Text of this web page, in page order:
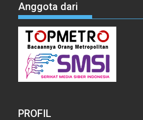
Anggota dari
PROFIL